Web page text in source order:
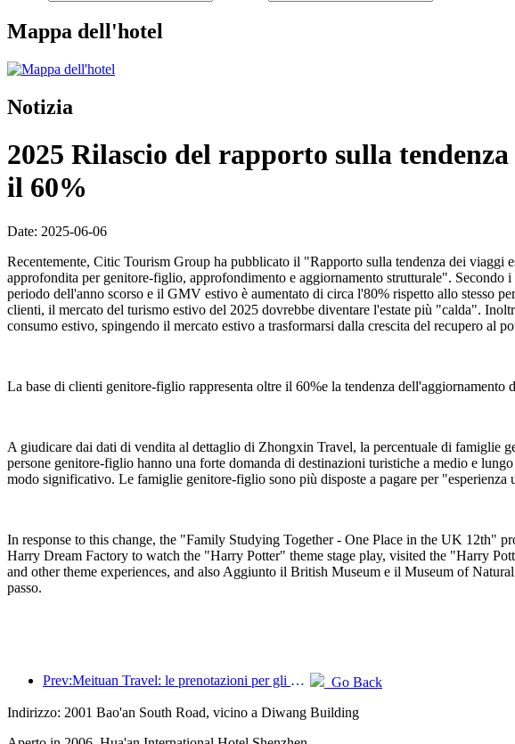
Mappa dell'hotel
Notizia
2025 Rilascio del rapporto sulla
il 60%
Date: 2025-06-06
Recentemente, Citic Tourism Group ha pubblicato il "Rapporto sulla tendenza dei
approfondita per genitore-figlio, approfondimento e aggiornamento strutturale".
periodo dell'anno scorso e il GMV estivo è aumentato di circa l'80% rispetto allo stesso
clienti, il mercato del turismo estivo del 2025 dovrebbe diventare l'estate più "calda".
consumo estivo, spingendo il mercato estivo a trasformarsi dalla crescita del recupero al
La base di clienti genitore-figlio rappresenta oltre il 60%e la tendenza dell'aggiornamento
A giudicare dai dati di vendita al dettaglio di Zhongxin Travel, la percentuale di famiglie
persone genitore-figlio hanno una forte domanda di destinazioni turistiche a medio e
modo significativo. Le famiglie genitore-figlio sono più disposte a pagare per
In response to this change, the "Family Studying Together - One Place in the UK 12th"
Harry Dream Factory to watch the "Harry Potter" theme stage play, visited the "Harry
and other theme experiences, and also Aggiunto il British Museum e il Museum of
passo.
Prev:Meituan Travel: le prenotazioni per gli hotel di lusso nelle contee durante il Dragon Boat Festival sono elevate, con le famiglie con bambini che diventano la forza principale
Go Back
Indirizzo: 2001 Bao'an South Road, vicino a Diwang Building